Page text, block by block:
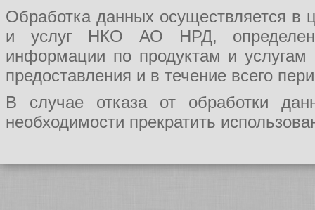
Обработка данных осуществляется в
и услуг НКО АО НРД, определения
информации по продуктам и
предоставления и в течение всего
В случае отказа от обработки
необходимости прекратить